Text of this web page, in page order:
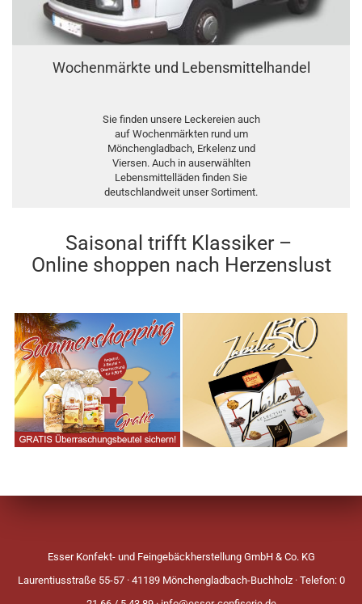
Wochenmärkte und Lebensmittelhandel
Sie finden unsere Leckereien auch
auf Wochenmärkten rund um
Mönchengladbach, Erkelenz und
Viersen. Auch in auserwählten
Lebensmittelläden finden Sie
deutschlandweit unser Sortiment.
Saisonal trifft Klassiker –
Online shoppen nach Herzenslust
Esser Konfekt- und Feingebäckherstellung GmbH & Co. KG
Laurentiusstraße 55-57 · 41189 Mönchengladbach-Buchholz · Telefon: 0